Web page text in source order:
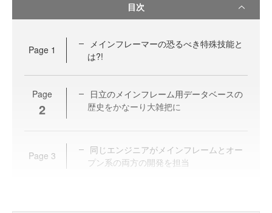
目次
Page 1
メインフレーマーの恐るべき特殊技能と
は?!
Page
2
日立のメインフレーム用データベースの
歴史をかなーり大雑把に
Page 3
同じエンジニアがメインフレームとオー
プン系の両方の開発を担当